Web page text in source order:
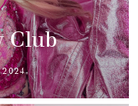
Club
2024